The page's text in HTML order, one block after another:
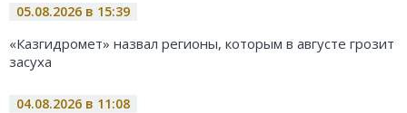
05.08.2026 в 15:39
«Казгидромет» назвал регионы, которым в августе грозит
засуха
04.08.2026 в 11:08